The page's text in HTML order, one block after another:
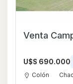
Venta
U$S 690.000
Colón